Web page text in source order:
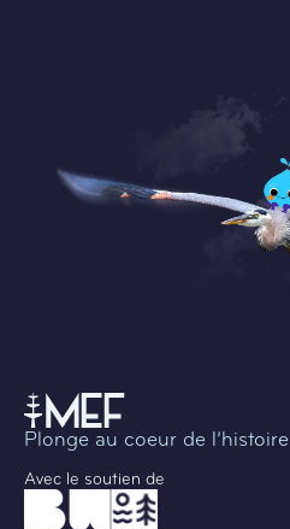
Plonge au coeur de l’histoire
Avec le soutien de